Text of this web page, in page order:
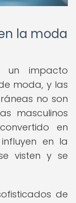
la moda
un impacto
moda, y las
no son
masculinos
en
en la
visten y se
de